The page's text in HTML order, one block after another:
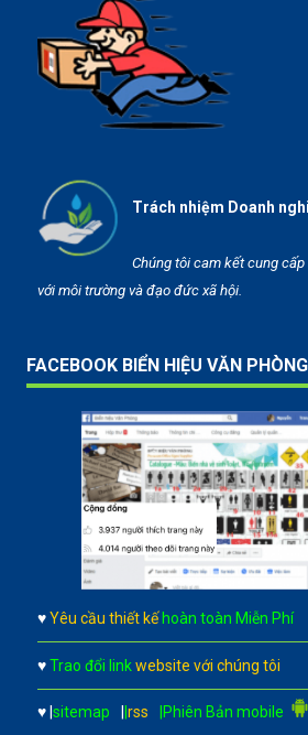
Trách nhiệm Doanh
Chúng tôi cam kết cung
với môi trường và đạo đức xã hội.
FACEBOOK BIỂN HIỆU VĂN PHÒNG
♥ Yêu cầu thiết kế hoàn toàn Miễn Phí
♥ Trao đổi link website với chúng tôi
♥ |sitemap |rss |Phiên Bản mobile